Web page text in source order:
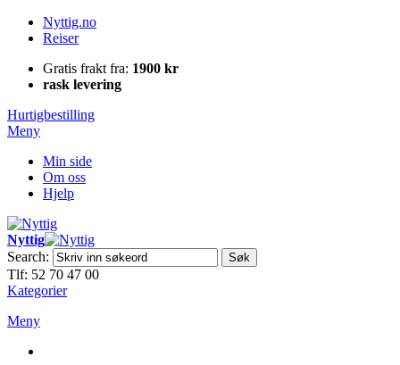
Nyttig.no
Reiser
Gratis frakt fra: 1900 kr
rask levering
Hurtigbestilling
Meny
Min side
Om oss
Hjelp
Nyttig
Search:
Søk
Tlf: 52 70 47 00
Kategorier
Meny